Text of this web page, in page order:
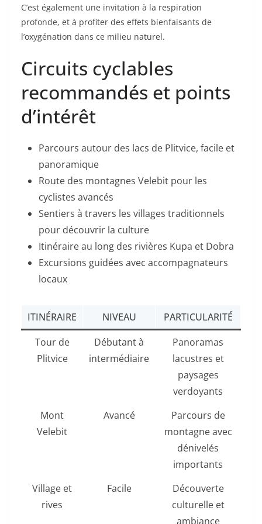
C’est également une invitation à la respiration
profonde, et à profiter des effets bienfaisants de
l’oxygénation dans ce milieu naturel.
Circuits cyclables
recommandés et points
d’intérêt
Parcours autour des lacs de Plitvice, facile et
panoramique
Route des montagnes Velebit pour les
cyclistes avancés
Sentiers à travers les villages traditionnels
pour découvrir la culture
Itinéraire au long des rivières Kupa et Dobra
Excursions guidées avec accompagnateurs
locaux
ITINÉRAIRE NIVEAU
PARTICULARITÉ
Tour de
Plitvice
Débutant à
intermédiaire
Panoramas
lacustres et
paysages
verdoyants
Mont
Velebit
Avancé
Parcours de
montagne avec
dénivelés
importants
Village et
rives
Facile
Découverte
culturelle et
ambiance